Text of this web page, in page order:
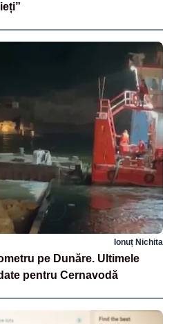
Ionuț Nichita
pe Dunăre. Ultimele
pentru Cernavodă